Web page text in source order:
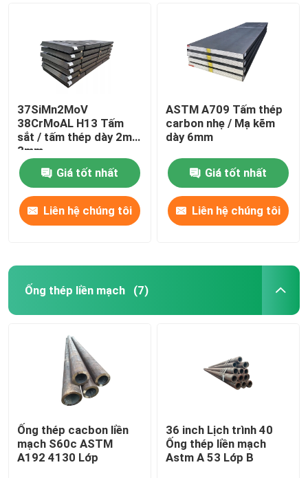
37SiMn2MoV
38CrMoAL H13 Tấm
sắt / tấm thép dày 2mm
3mm
Giá tốt nhất
Liên hệ chúng tôi
ASTM A709 Tấm thép
carbon nhẹ / Mạ kẽm
dày 6mm
Giá tốt nhất
Liên hệ chúng tôi
Ống thép liền mạch (7)
Ống thép cacbon liền
mạch S60c ASTM
A192 4130 Lớp
36 inch Lịch trình 40
Ống thép liền mạch
Astm A 53 Lớp B